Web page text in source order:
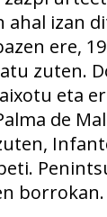
ahal izan
ere,
zuten.
eta
de
borrokan.